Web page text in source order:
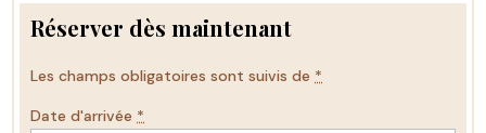
Réserver dès maintenant
Les champs obligatoires sont suivis de *
Date d'arrivée *